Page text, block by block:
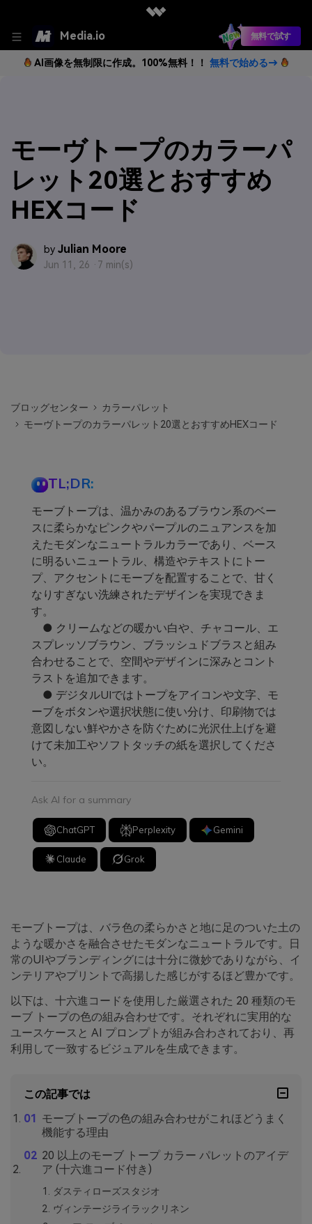
Media.io 無料で試す
AI画像を無制限に作成。100%無料！！ 無料で始める→
モーヴトープのカラーパ
レット20選とおすすめ
HEXコード
by Julian Moore
Jun 11, 26 · 7 min(s)
ブロッグセンター
カラーパレット
モーヴトープのカラーパレット20選とおすすめHEXコード
TL;DR:
モーブトープは、温かみのあるブラウン系のベー
スに柔らかなピンクやパープルのニュアンスを加
えたモダンなニュートラルカラーであり、ベース
に明るいニュートラル、構造やテキストにトー
プ、アクセントにモーブを配置することで、甘く
なりすぎない洗練されたデザインを実現できま
す。
● クリームなどの暖かい白や、チャコール、エ
スプレッソブラウン、ブラッシュドブラスと組み
合わせることで、空間やデザインに深みとコント
ラストを追加できます。
● デジタルUIではトープをアイコンや文字、モ
ーブをボタンや選択状態に使い分け、印刷物では
意図しない鮮やかさを防ぐために光沢仕上げを避
けて未加工やソフトタッチの紙を選択してくださ
い。
Ask AI for a summary
ChatGPT Perplexity Gemini
Claude Grok
モーブトープは、バラ色の柔らかさと地に足のついた土の
ような暖かさを融合させたモダンなニュートラルです。日
常のUIやブランディングには十分に微妙でありながら、イ
ンテリアやプリントで高揚した感じがするほど豊かです。
以下は、十六進コードを使用した厳選された 20 種類のモ
ーブ トープの色の組み合わせです。それぞれに実用的な
ユースケースと AI プロンプトが組み合わされており、再
利用して一致するビジュアルを生成できます。
この記事では
モーブトープの色の組み合わせがこれほどうまく
機能する理由
20 以上のモーブ トープ カラー パレットのアイデ
ア (十六進コード付き)
ダスティローズスタジオ
ヴィンテージライラックリネン